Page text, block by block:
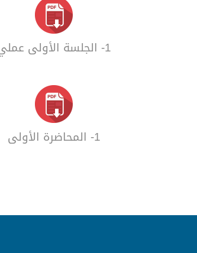
1- الجلسة الأولى عملي
1- المحاضرة الأولى